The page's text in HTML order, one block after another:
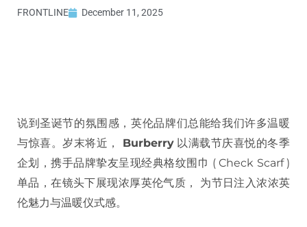
FRONTLINE December 11, 2025
说到圣诞节的氛围感，英伦品牌们总能给我们许多温暖
与惊喜。岁末将近， Burberry以满载节庆喜悦的冬季
企划，携手品牌挚友呈现经典格纹围巾 ( Check Scarf )
单品，在镜头下展现浓厚英伦气质， 为节日注入浓浓英
伦魅力与温暖仪式感。